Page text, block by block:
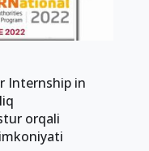
Internship in
orqali